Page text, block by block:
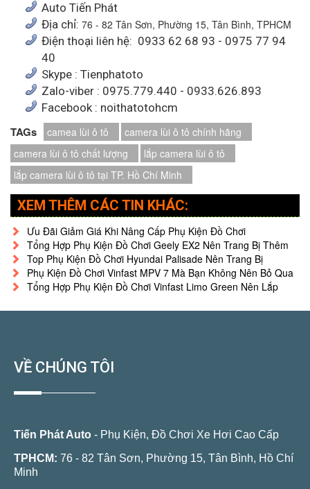
Auto Tiến Phát
Địa chỉ: 76 - 82 Tân Sơn, Phường 15, Tân Bình, TPHCM
Điện thoại liên hệ: 0933 62 68 93 - 0975 77 94
40
Skype : Tienphatoto
Zalo-viber : 0975.779.440 - 0933.626.893
Facebook : noithatotohcm
TAGs camea lùi ô tô
camera lùi ô tô chính hãng
camera lùi ô tô chất lượng
lắp camera lùi ô tô
lắp camera lùi ô tô tại TP. Hồ Chí Minh
XEM THÊM CÁC TIN KHÁC:
Ưu Đãi Giảm Giá Khi Nâng Cấp Phụ Kiện Đồ Chơi
Tổng Hợp Phụ Kiện Đồ Chơi Geely EX2 Nên Trang Bị Thêm
Top Phụ Kiện Đồ Chơi Hyundai Palisade Nên Trang Bị
Phụ Kiện Đồ Chơi Vinfast MPV 7 Mà Bạn Không Nên Bỏ Qua
Tổng Hợp Phụ Kiện Đồ Chơi Vinfast Limo Green Nên Lắp
VỀ CHÚNG TÔI
Tiến Phát Auto - Phụ Kiện, Đồ Chơi Xe Hơi Cao Cấp
TPHCM: 76 - 82 Tân Sơn, Phường 15, Tân Bình, Hồ Chí
Minh